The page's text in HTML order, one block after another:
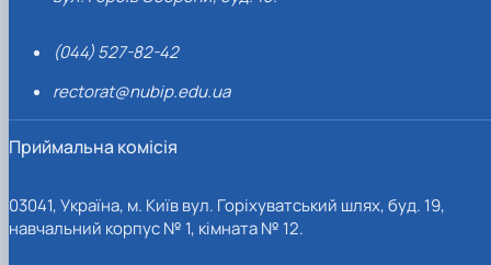
(044) 527-82-42
rectorat@nubip.edu.ua
Приймальна комісія
03041, Україна, м. Київ вул. Горіхуватський шлях, буд. 19,
навчальний корпус № 1, кімната № 12.